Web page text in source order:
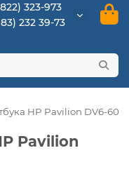
323-973
232 39-73
HP Pavilion DV6-
Pavilion